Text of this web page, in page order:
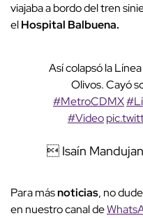
viajaba a bordo del tren
elHospital Balbuena.
Así colapsó la
Olivos. Cayó
#MetroCDMX
#Video
 Isaín
Para másnoticias, no
en nuestro canal de